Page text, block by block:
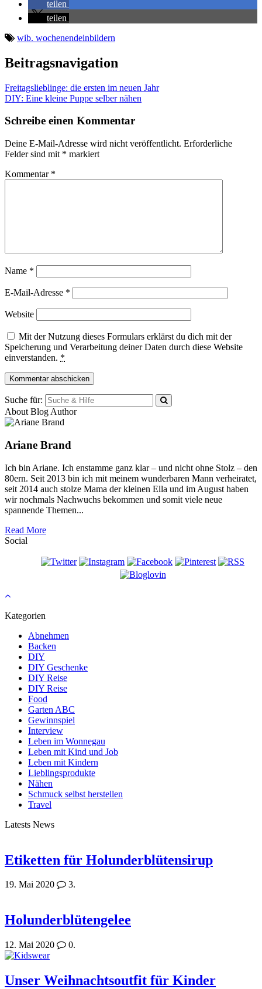
teilen
teilen
wib. wochenendeinbildern
Beitragsnavigation
Freitagslieblinge: die ersten im neuen Jahr
DIY: Eine kleine Puppe selber nähen
Schreibe einen Kommentar
Deine E-Mail-Adresse wird nicht veröffentlicht. Erforderliche
Felder sind mit * markiert
Kommentar *
Name *
E-Mail-Adresse *
Website
Mit der Nutzung dieses Formulars erklärst du dich mit der
Speicherung und Verarbeitung deiner Daten durch diese Website
einverstanden. *
Suche für:
About Blog Author
Ariane Brand
Ich bin Ariane. Ich enstamme ganz klar – und nicht ohne Stolz – den
80ern. Seit 2013 bin ich mit meinem wunderbaren Mann verheiratet,
seit 2014 auch stolze Mama der kleinen Ella und im August haben
wir nochmals Nachwuchs bekommen und somit viele neue
spannende Themen...
Read More
Social
Kategorien
Abnehmen
Backen
DIY
DIY Geschenke
DIY Reise
DIY Reise
Food
Garten ABC
Gewinnspiel
Interview
Leben im Wonnegau
Leben mit Kind und Job
Leben mit Kindern
Lieblingsprodukte
Nähen
Schmuck selbst herstellen
Travel
Latests News
Etiketten für Holunderblütensirup
19. Mai 2020 3.
Holunderblütengelee
12. Mai 2020 0.
Unser Weihnachtsoutfit für Kinder